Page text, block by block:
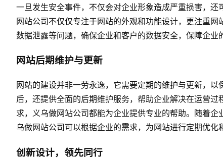
一旦发生安全事件，不仅会对企业形象造成严重损害，
网站公司不仅仅专注于网站的外观和功能设计，更注重网
数据泄露等问题，确保企业和客户的数据安全，保障企业
网站后期维护与更新
网站的建设并非一劳永逸，它需要定期的维护与更新，
后，还提供全面的后期维护服务，帮助企业解决在运营
求，义乌做网站公司都能为企业提供专业的帮助。随着
乌做网站公司可以根据企业的需求，为网站进行定期优化
创新设计，领先同行